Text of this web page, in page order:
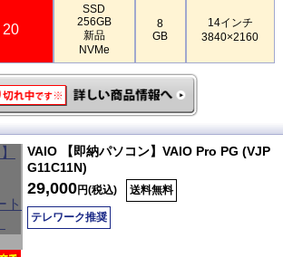
20
SSD
256GB
新品
NVMe
8
GB
14インチ
3840×2160
VAIO 【即納パソコン】VAIO Pro PG (VJP
G11C11N)
29,000円(税込) 送料無料
テレワーク推奨